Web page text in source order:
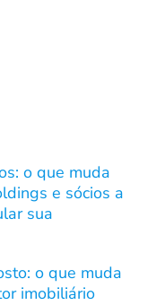
o que muda
e sócios a
sua
o que muda
imobiliário